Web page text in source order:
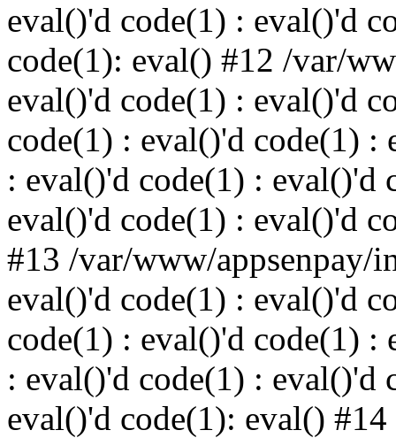
eval()'d code(1) : eval()'d
code(1): eval() #12 /var/
eval()'d code(1) : eval()'d
code(1) : eval()'d code(1) :
: eval()'d code(1) : eval()'d
eval()'d code(1) : eval()'d
#13 /var/www/appsenpay/
eval()'d code(1) : eval()'d
code(1) : eval()'d code(1) :
: eval()'d code(1) : eval()'d
eval()'d code(1): eval() #14